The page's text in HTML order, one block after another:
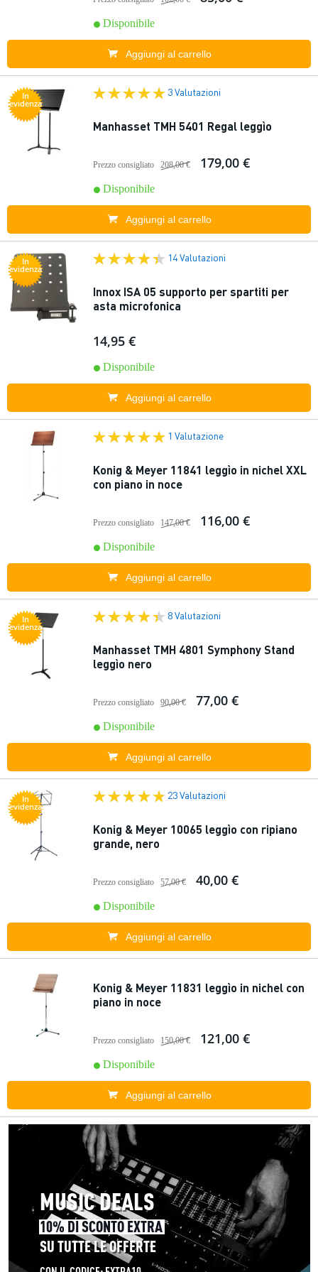
Disponibile
Aggiungi al carrello
In
evidenza
3 Valutazioni
Manhasset TMH 5401 Regal leggìo
Prezzo consigliato 208,00 € 179,00 €
Disponibile
Aggiungi al carrello
In
evidenza
14 Valutazioni
Innox ISA 05 supporto per spartiti per
asta microfonica
14,95 €
Disponibile
Aggiungi al carrello
1 Valutazione
Konig & Meyer 11841 leggìo in nichel XXL
con piano in noce
Prezzo consigliato 147,00 € 116,00 €
Disponibile
Aggiungi al carrello
In
evidenza
8 Valutazioni
Manhasset TMH 4801 Symphony Stand
leggìo nero
Prezzo consigliato 90,00 € 77,00 €
Disponibile
Aggiungi al carrello
In
evidenza
23 Valutazioni
Konig & Meyer 10065 leggìo con ripiano
grande, nero
Prezzo consigliato 57,00 € 40,00 €
Disponibile
Aggiungi al carrello
Konig & Meyer 11831 leggìo in nichel con
piano in noce
Prezzo consigliato 150,00 € 121,00 €
Disponibile
Aggiungi al carrello